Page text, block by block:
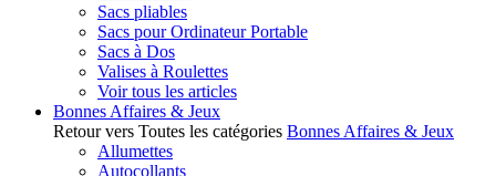
Sacs pliables
Sacs pour Ordinateur Portable
Sacs à Dos
Valises à Roulettes
Voir tous les articles
Bonnes Affaires & Jeux
Retour vers Toutes les catégories Bonnes Affaires & Jeux
Allumettes
Autocollants